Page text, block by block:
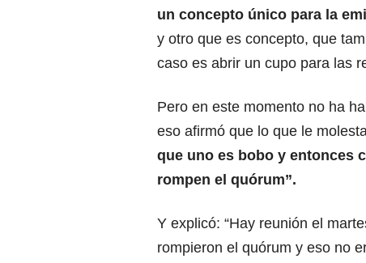
un concepto único para la
y otro que es concepto, que
caso es abrir un cupo para las
Pero en este momento no ha
eso afirmó que lo que le
que uno es bobo y entonces
rompen el quórum”.
Y explicó: “Hay reunión el
rompieron el quórum y eso no